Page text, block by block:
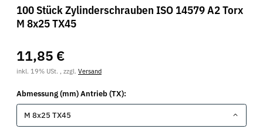
100 Stück Zylinderschrauben ISO 14579 A2 Torx
M 8x25 TX45
11,85 €
inkl. 19% USt. , zzgl. Versand
Abmessung (mm) Antrieb (TX):
M 8x25 TX45